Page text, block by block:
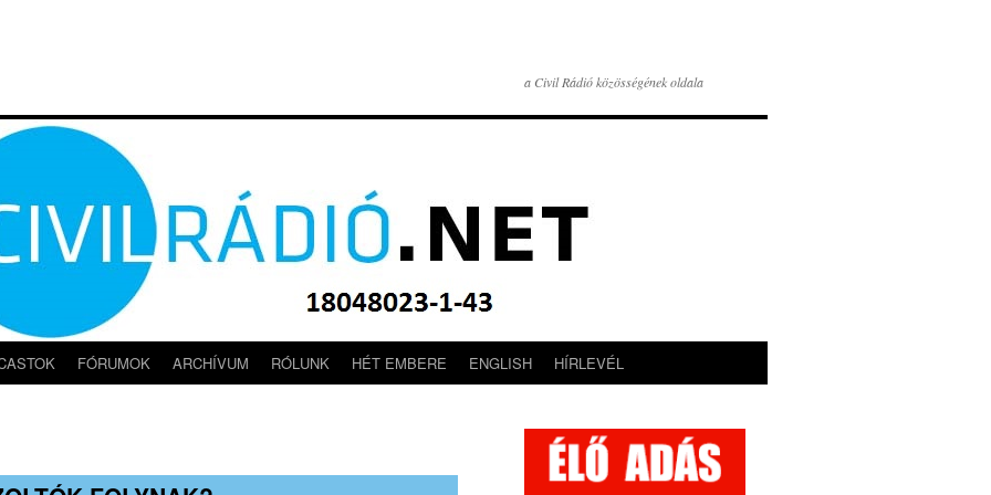
a Civil Rádió közösségének oldala
FÓRUMOK ARCHÍVUM RÓLUNK HÉT EMBERE ENGLISH HÍRLEVÉL